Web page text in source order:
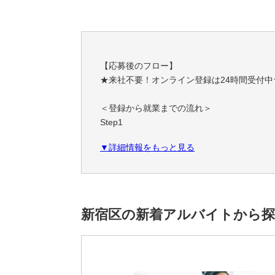
【応募後のフロー】
★来社不要！オンライン登録は24時間受付
＜登録から就業までの流れ＞
Step1
職務経歴・希望条件など、フォームに必要事
ご希望条件やスキルに合わせて、お仕事をご
一緒に理想の職場を見つけましょう！
▼詳細情報をもっと見る
新宿区の新着アルバイトから